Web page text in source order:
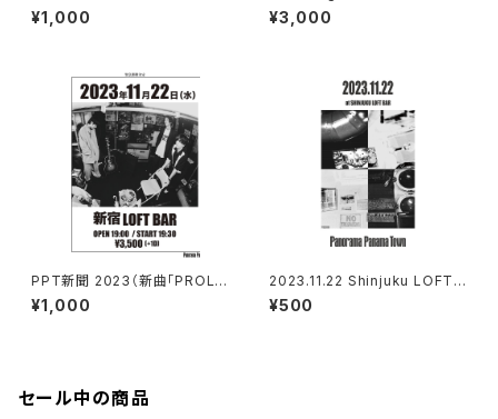
¥1,000 ¥3,000
PPT新聞 2023（新曲「PROLO
GUE」歌詞、DEMO音源視聴QR
コード付き）
¥1,000
2023.11.22 Shinjuku LOFT
BAR Digital Photobook
¥500
セール中の商品